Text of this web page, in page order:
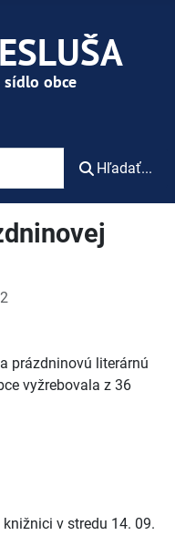
Hľadať...
prázdninovú literárnú
vyžrebovala z 36
v stredu 14. 09.